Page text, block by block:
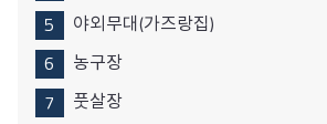
야외무대(가즈랑집)
농구장
풋살장